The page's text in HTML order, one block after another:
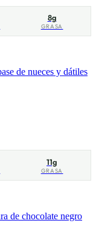
8g
GRASA
11g
GRASA